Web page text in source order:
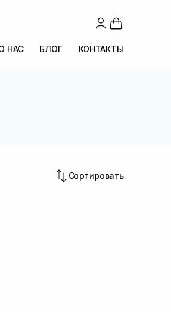
НАС БЛОГ КОНТАКТЫ
Сортировать